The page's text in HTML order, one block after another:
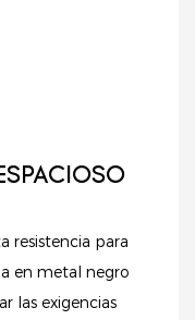
resistencia para
en metal negro
las exigencias